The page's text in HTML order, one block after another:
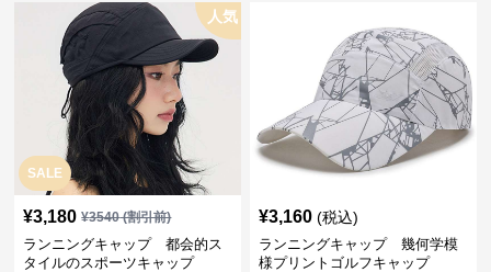
SALE
人気
¥3,180 ¥3540(割引前)
ランニングキャップ 都会的ス
タイルのスポーツキャップ
¥3,160 (税込)
ランニングキャップ 幾何学模
様プリントゴルフキャップ